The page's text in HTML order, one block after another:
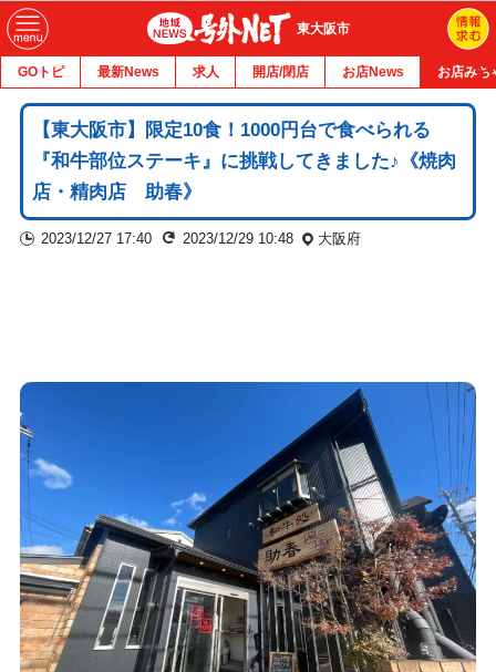
東大阪市
GOトピ 最新News 求人 開店/閉店 お店News お店みち
【東大阪市】限定10食！1000円台で食べられる
『和牛部位ステーキ』に挑戦してきました♪《焼肉
店・精肉店 助春》
2023/12/27 17:40 2023/12/29 10:48 大阪府